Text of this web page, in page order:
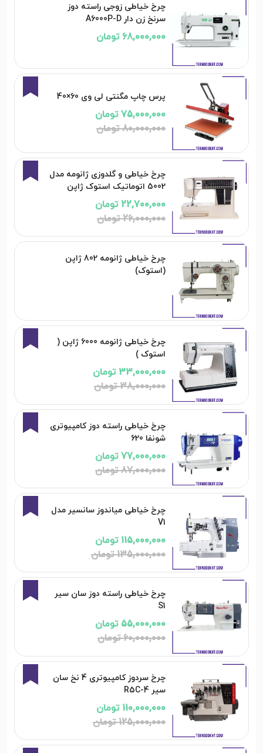
چرخ خیاطی زوجی راسته دوز
سرنخ زن دار A6000P-D
68,000,000 تومان
6%
پرس چاپ مگنتی لی وی 60×40
75,000,000 تومان
80,000,000 تومان
13%
چرخ خیاطی و گلدوزی ژانومه مدل
5002 اتوماتیک استوک ژاپن
22,700,000 تومان
26,000,000 تومان
چرخ خیاطی ژانومه 802 ژاپن
(استوک)
13%
چرخ خیاطی ژانومه 6000 ژاپن (
استوک )
33,000,000 تومان
38,000,000 تومان
11%
چرخ خیاطی راسته دوز کامپیوتری
شونفا 620
77,000,000 تومان
87,000,000 تومان
15%
چرخ خیاطی میاندوز سانسیر مدل
V1
115,000,000 تومان
135,000,000 تومان
8%
چرخ خیاطی راسته دوز سان سیر
S1
55,000,000 تومان
60,000,000 تومان
12%
چرخ سردوز كامپيوتری 4 نخ سان
سير R5C-4
110,000,000 تومان
125,000,000 تومان